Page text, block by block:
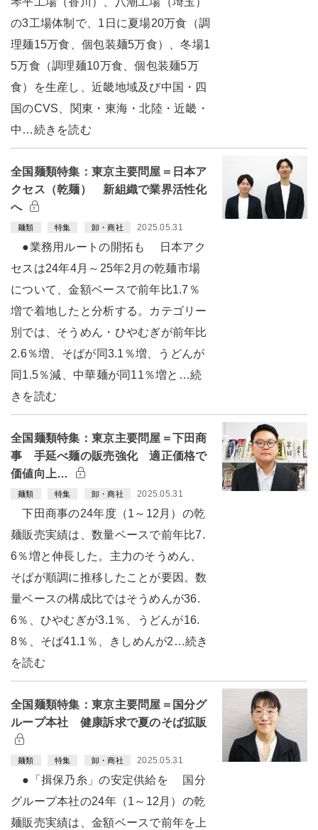
の3工場体制で、1日に夏場20万食（調
理麺15万食、個包装麺5万食）、冬場1
5万食（調理麺10万食、個包装麺5万
食）を生産し、近畿地域及び中国・四
国のCVS、関東・東海・北陸・近畿・
中…続きを読む
全国麺類特集：東京主要問屋＝日本ア
クセス（乾麺） 新組織で業界活性化
へ
麺類 特集 卸・商社 2025.05.31
●業務用ルートの開拓も 日本アク
セスは24年4月～25年2月の乾麺市場
について、金額ベースで前年比1.7％
増で着地したと分析する。カテゴリー
別では、そうめん・ひやむぎが前年比
2.6％増、そばが同3.1％増、うどんが
同1.5％減、中華麺が同11％増と…続
きを読む
全国麺類特集：東京主要問屋＝下田商
事 手延べ麺の販売強化 適正価格で
価値向上…
麺類 特集 卸・商社 2025.05.31
下田商事の24年度（1～12月）の乾
麺販売実績は、数量ベースで前年比7.
6％増と伸長した。主力のそうめん、
そばが順調に推移したことが要因。数
量ベースの構成比ではそうめんが36.
6％、ひやむぎが3.1％、うどんが16.
8％、そば41.1％、きしめんが2…続き
を読む
全国麺類特集：東京主要問屋＝国分グ
ループ本社 健康訴求で夏のそば拡販
麺類 特集 卸・商社 2025.05.31
●「揖保乃糸」の安定供給を 国分
グループ本社の24年（1～12月）の乾
麺販売実績は、金額ベースで前年を上